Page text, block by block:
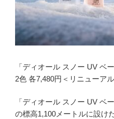
「ディオール スノー UV ベ
2色 各7,480円＜リニューア
「ディオール スノー UV ベ
の標高1,100メートルに設け